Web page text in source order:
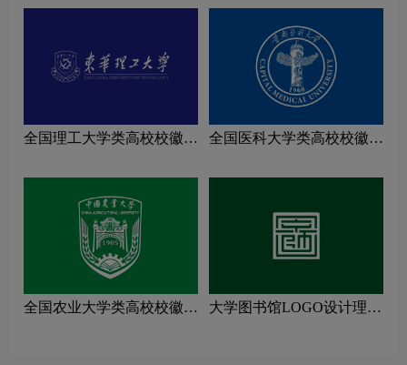
全国理工大学类高校校徽设
全国医科大学类高校校徽设
全国农业大学类高校校徽设
大学图书馆LOGO设计理念